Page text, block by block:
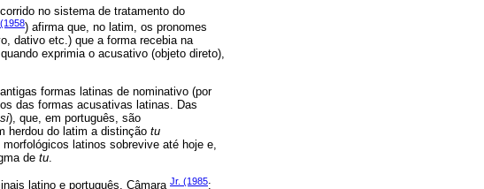
no sistema de tratamento do
) afirma que, no latim, os pronomes
dativo etc.) que a forma recebia na
, quando exprimia o acusativo (objeto direto),
formas latinas de nominativo (por
das formas acusativas latinas. Das
), que, em português, são
herdou do latim a distinção tu
latinos sobrevive até hoje e,
de tu.
latino e português. Câmara Jr. (1985: